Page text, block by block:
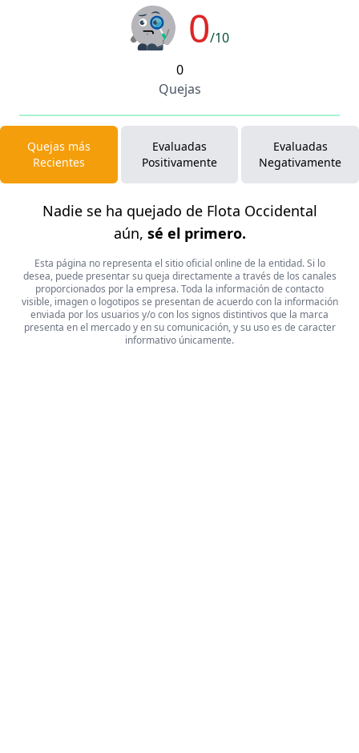
0/10
0
Quejas
Quejas más
Recientes
Evaluadas
Positivamente
Evaluadas
Negativamente
Nadie se ha quejado de Flota Occidental
aún, sé el primero.
Esta página no representa el sitio oficial online de la entidad. Si lo
desea, puede presentar su queja directamente a través de los canales
proporcionados por la empresa. Toda la información de contacto
visible, imagen o logotipos se presentan de acuerdo con la información
enviada por los usuarios y/o con los signos distintivos que la marca
presenta en el mercado y en su comunicación, y su uso es de caracter
informativo únicamente.